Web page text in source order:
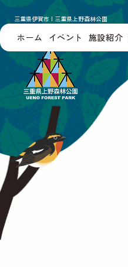
三重県伊賀市 | 三重県上野森林公園
ホーム イベント 施設紹介